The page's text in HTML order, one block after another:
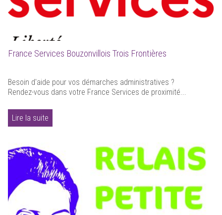
France Services Bouzonvillois Trois Frontières
Besoin d'aide pour vos démarches administratives ?
Rendez-vous dans votre France Services de proximité...
Lire la suite